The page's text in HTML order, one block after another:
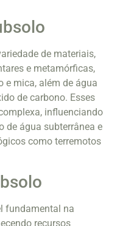
de materiais,
e metamórficas,
e mica, além de água
de carbono. Esses
influenciando
de água subterrânea e
como terremotos
fundamental na
recursos